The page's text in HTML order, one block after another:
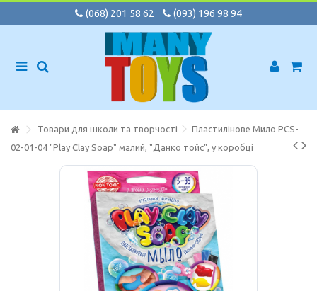
(068) 201 58 62 (093) 196 98 94
Товари для школи та творчості
Пластилінове Мило PCS-
02-01-04 "Play Clay Soap" малий, "Данко тойс", у коробці